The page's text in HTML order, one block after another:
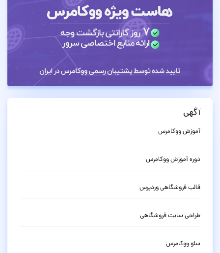
آگهی
آموزش ووکامرس
دوره آموزش ووکامرس
قالب فروشگاهی وردپرس
طراحی سایت فروشگاهی
سئو ووکامرس